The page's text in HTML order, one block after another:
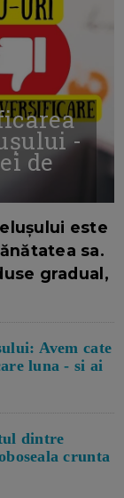
-
de
este
sa.
gradual,
Avem cate
luna - si ai
dintre
crunta